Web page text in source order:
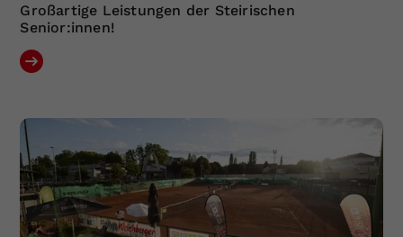
Großartige Leistungen der Steirischen
Senior:innen!